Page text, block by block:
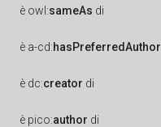
è owl:sameAs di
è a-cd:hasPreferredAuthor
è dc:creator di
è pico:author di